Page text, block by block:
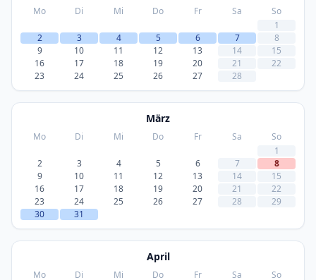
Mo Di Mi Do Fr Sa
So
1
2
3 4 5 6 7
8
9
10 11 12 13 14
15
16
17 18 19 20 21
22
23
24 25 26 27 28
März
Mo Di Mi Do Fr Sa
So
1
2
3 4 5 6 7
8
9
10 11 12 13 14
15
16
17 18 19 20 21
22
23
24 25 26 27 28
29
30
31
April
Mo Di Mi Do Fr Sa So